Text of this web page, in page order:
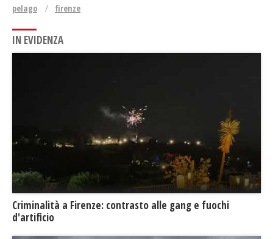
pelago firenze
IN EVIDENZA
​Criminalità a Firenze: contrasto alle gang e fuochi
d'artificio